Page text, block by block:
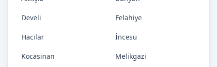
Develi Felahiye
Hacılar İncesu
Kocasinan Melikgazi